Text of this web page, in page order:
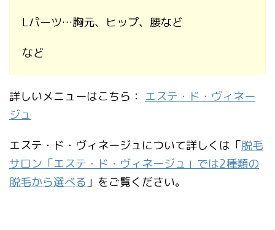
Lパーツ…胸元、ヒップ、腰など
など
詳しいメニューはこちら： エステ・ド・ヴィネー
ジュ
エステ・ド・ヴィネージュについて詳しくは「脱毛
サロン「エステ・ド・ヴィネージュ」では2種類の
脱毛から選べる 」をご覧ください。